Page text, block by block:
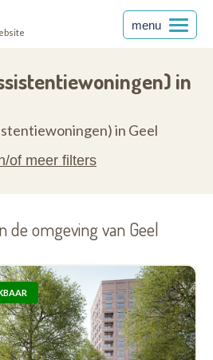
menu
in
in Geel
of meer filters
de omgeving van Geel